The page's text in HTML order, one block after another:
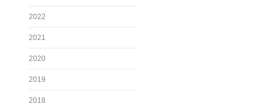
2022
2021
2020
2019
2018